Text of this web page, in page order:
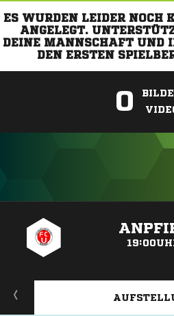
ES WURDEN LEIDER NOCH
ANGELEGT.
DEINE MANNSCHAFT UND
DEN ERSTEN
0